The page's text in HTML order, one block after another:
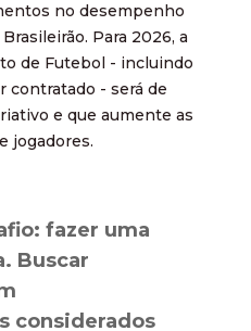
no desempenho
Para 2026, a
de Futebol - incluindo
contratado - será de
e que aumente as
jogadores.
fazer uma
Buscar
considerados